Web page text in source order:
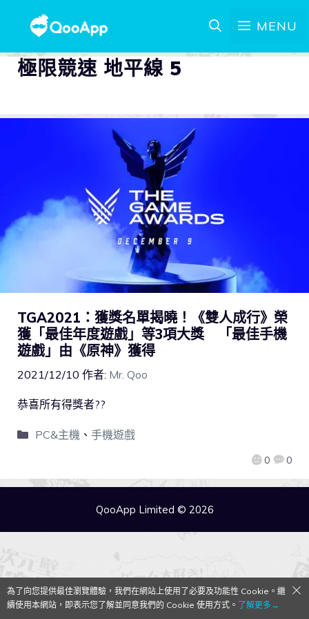
MENU
極限競速 地平線 5
TGA2021：獲獎名單揭曉！《雙人成行》榮
獲「最佳年度遊戲」等3項大獎 「最佳手機
遊戲」由《原神》獲得
2021/12/10 作者: Mr. Qoo
0 0
恭喜所有得獎者??
PC&主機、 手機遊戲
QooApp Limited © 2026
為了向您提供最佳瀏覽體驗，我們在網站上使用了必要及功能性 Cookie。繼
續使用本網站，即表示您了解並同意我們的 Cookie 使用方式。 了解更多→